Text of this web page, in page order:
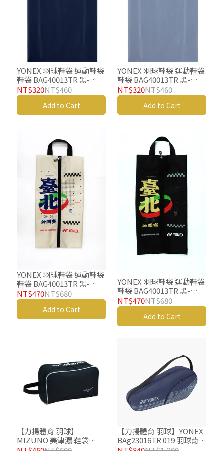
YONEX 羽球鞋袋 運動鞋袋
鞋袋 BAG40013TR 黑-
copy-copy-copy
NT$320NT$460
Add to Cart
YONEX 羽球鞋袋 運動鞋袋
鞋袋 BAG40013TR 黑-
copy-copy
NT$320NT$460
Add to Cart
YONEX 羽球鞋袋 運動鞋袋
鞋袋 BAG40013TR 黑-
copy-copy
NT$470NT$680
Add to Cart
YONEX 羽球鞋袋 運動鞋袋
鞋袋 BAG40013TR 黑-
copy
NT$470NT$680
Add to Cart
【力揚體育 羽球】
MIZUNO 美津濃 鞋袋
33TMD514 運動鞋袋 羽球
【力揚體育 羽球】YONEX
BAg23016TR 019 羽球背包
羽球後背包 羽球拍拍袋 羽